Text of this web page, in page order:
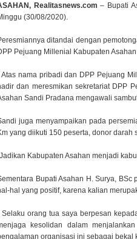
Realitasnews.com– Bupati
(30/08/2020).
ditandai dengan
Pejuang Millenial Kabupaten
Atas nama pribadi dan DPP Pejuang
dan meresmikan sekretariat DPP
Sandi Pradana mengawali
juga menyampaikan pada
yang diikuti 150 peserta, donor darah
Kabupaten Asahan menjadi
Bupati Asahan H. Surya,
hal yang positif, karena kalian
Selaku orang tua saya berpesan
kesolidan dalam
organisasi ini sebagai bekal